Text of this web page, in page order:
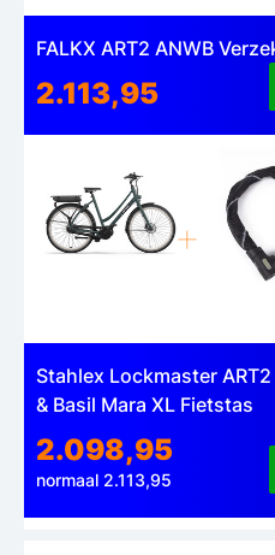
FALKX ART2 ANWB
2.113,95
Stahlex Lockmaster
& Basil Mara XL Fietstas
2.098,95
normaal 2.113,95